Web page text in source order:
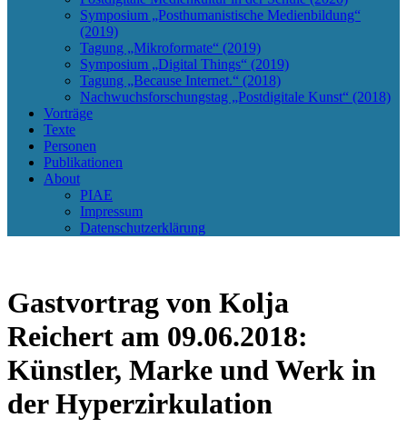
Symposium „Posthumanistische Medienbildung“
(2019)
Tagung „Mikroformate“ (2019)
Symposium „Digital Things“ (2019)
Tagung „Because Internet.“ (2018)
Nachwuchsforschungstag „Postdigitale Kunst“ (2018)
Vorträge
Texte
Personen
Publikationen
About
PIAE
Impressum
Datenschutzerklärung
Gastvortrag von Kolja
Reichert am 09.06.2018:
Künstler, Marke und Werk in
der Hyperzirkulation